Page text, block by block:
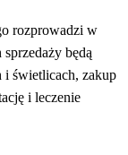
rozprowadzi w
będą
i świetlicach, zakup
i leczenie